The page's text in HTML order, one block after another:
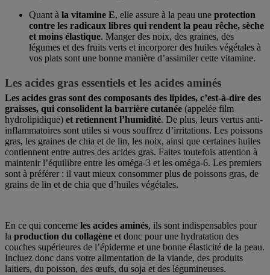
Quant à la vitamine E, elle assure à la peau une protection
contre les radicaux libres qui rendent la peau rêche, sèche
et moins élastique. Manger des noix, des graines, des
légumes et des fruits verts et incorporer des huiles végétales à
vos plats sont une bonne manière d’assimiler cette vitamine.
Les acides gras essentiels et les acides aminés
Les acides gras sont des composants des lipides, c’est-à-dire des
graisses, qui consolident la barrière cutanée (appelée film
hydrolipidique) et retiennent l’humidité. De plus, leurs vertus anti-
inflammatoires sont utiles si vous souffrez d’irritations. Les poissons
gras, les graines de chia et de lin, les noix, ainsi que certaines huiles
contiennent entre autres des acides gras. Faites toutefois attention à
maintenir l’équilibre entre les oméga-3 et les oméga-6. Les premiers
sont à préférer : il vaut mieux consommer plus de poissons gras, de
grains de lin et de chia que d’huiles végétales.
En ce qui concerne les acides aminés, ils sont indispensables pour
la production du collagène et donc pour une hydratation des
couches supérieures de l’épiderme et une bonne élasticité de la peau.
Incluez donc dans votre alimentation de la viande, des produits
laitiers, du poisson, des œufs, du soja et des légumineuses.